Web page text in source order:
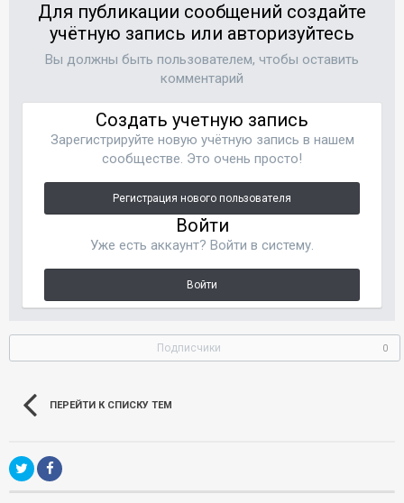
Для публикации сообщений создайте
учётную запись или авторизуйтесь
Вы должны быть пользователем, чтобы оставить
комментарий
Создать учетную запись
Зарегистрируйте новую учётную запись в нашем
сообществе. Это очень просто!
Регистрация нового пользователя
Войти
Уже есть аккаунт? Войти в систему.
Войти
Подписчики 0
ПЕРЕЙТИ К СПИСКУ ТЕМ